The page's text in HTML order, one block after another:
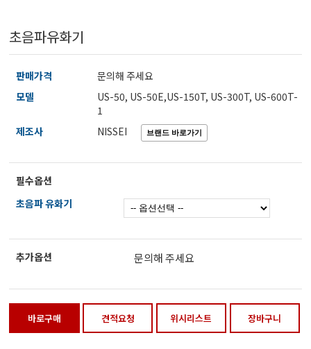
도/농도/염도/당산도/굴절계/편광계/커피농도계
자저울/점도계/핀홀탐지기
미경/확대경
차계/광택계/조도계/광도계/방사랑계
초음파유화기
판매가격
문의해 주세요
모델
US-50, US-50E,US-150T, US-300T, US-600T-
1
제조사
NISSEI
필수옵션
초음파 유화기
추가옵션 문의해 주세요
바로구매 견적요청 위시리스트 장바구니